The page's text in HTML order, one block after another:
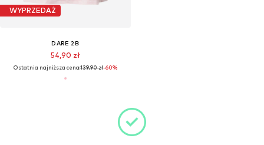
WYPRZEDAŻ
DARE 2B
54,90 zł
Ostatnia najniższa cena:139,90 zł-60%